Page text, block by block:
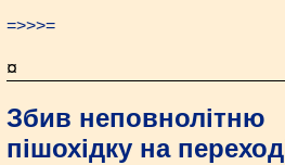
=>>>=
¤
Збив неповнолітню
пішохідку на